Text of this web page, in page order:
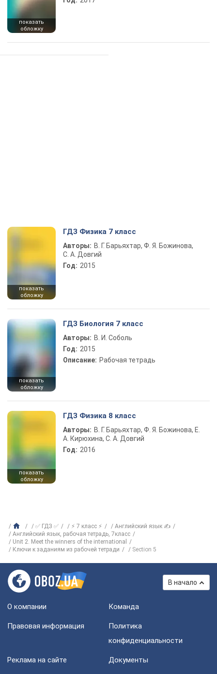
показать
обложку
показать
обложку
ГДЗ Физика 7 класс
Авторы: В. Г. Барьяхтар, Ф. Я. Божинова,
С. А. Довгий
Год: 2015
показать
обложку
ГДЗ Биология 7 класс
Авторы: В. И. Соболь
Год: 2015
Описание: Рабочая тетрадь
показать
обложку
ГДЗ Физика 8 класс
Авторы: В. Г. Барьяхтар, Ф. Я. Божинова, Е.
А. Кирюхина, С. А. Довгий
Год: 2016
✅ ГДЗ ✅ ⚡ 7 класс ⚡
Английский язык ✍
Английский язык, рабочая тетрадь, 7класс
Unit 2. Meet the winners of the international
Ключи к заданиям из рабочей тетради
Section 5
В начало
О компании Команда
Правовая информация
Политика
конфиденциальности
Реклама на сайте Документы